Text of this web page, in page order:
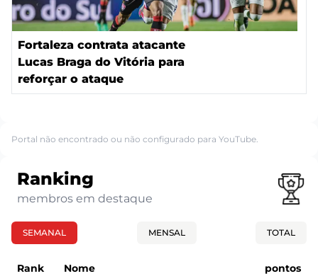
Fortaleza contrata atacante
Lucas Braga do Vitória para
reforçar o ataque
Portal não encontrado ou não configurado para YouTube.
Ranking
membros em destaque
SEMANAL MENSAL TOTAL
Rank Nome pontos